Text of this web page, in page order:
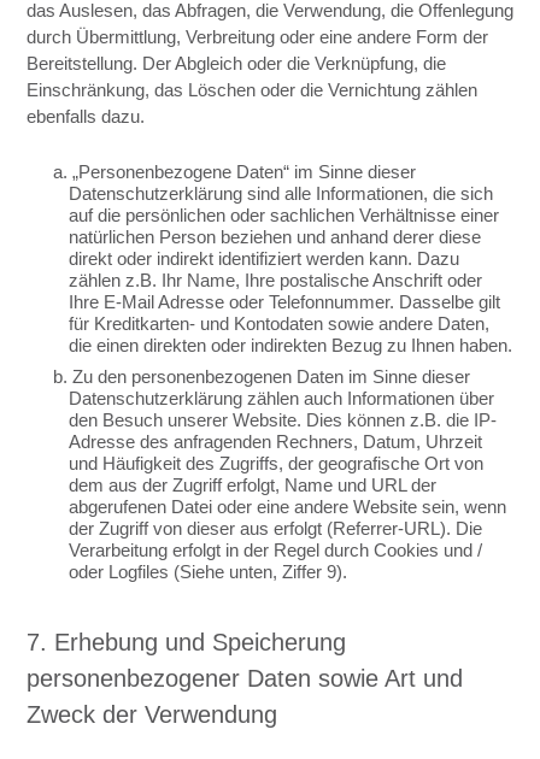
das Auslesen, das Abfragen, die Verwendung, die Offenlegung
durch Übermittlung, Verbreitung oder eine andere Form der
Bereitstellung. Der Abgleich oder die Verknüpfung, die
Einschränkung, das Löschen oder die Vernichtung zählen
ebenfalls dazu.
a. „Personenbezogene Daten“ im Sinne dieser
Datenschutzerklärung sind alle Informationen, die sich
auf die persönlichen oder sachlichen Verhältnisse einer
natürlichen Person beziehen und anhand derer diese
direkt oder indirekt identifiziert werden kann. Dazu
zählen z.B. Ihr Name, Ihre postalische Anschrift oder
Ihre E-Mail Adresse oder Telefonnummer. Dasselbe gilt
für Kreditkarten- und Kontodaten sowie andere Daten,
die einen direkten oder indirekten Bezug zu Ihnen haben.
b. Zu den personenbezogenen Daten im Sinne dieser
Datenschutzerklärung zählen auch Informationen über
den Besuch unserer Website. Dies können z.B. die IP-
Adresse des anfragenden Rechners, Datum, Uhrzeit
und Häufigkeit des Zugriffs, der geografische Ort von
dem aus der Zugriff erfolgt, Name und URL der
abgerufenen Datei oder eine andere Website sein, wenn
der Zugriff von dieser aus erfolgt (Referrer-URL). Die
Verarbeitung erfolgt in der Regel durch Cookies und /
oder Logfiles (Siehe unten, Ziffer 9).
7. Erhebung und Speicherung
personenbezogener Daten sowie Art und
Zweck der Verwendung